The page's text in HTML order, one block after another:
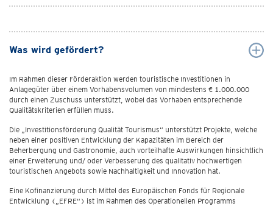
Was wird gefördert?
Im Rahmen dieser Förderaktion werden touristische Investitionen in
Anlagegüter über einem Vorhabensvolumen von mindestens € 1.000.000
durch einen Zuschuss unterstützt, wobei das Vorhaben entsprechende
Qualitätskriterien erfüllen muss.
Die „Investitionsförderung Qualität Tourismus“ unterstützt Projekte, welche
neben einer positiven Entwicklung der Kapazitäten im Bereich der
Beherbergung und Gastronomie, auch vorteilhafte Auswirkungen hinsichtlich
einer Erweiterung und/ oder Verbesserung des qualitativ hochwertigen
touristischen Angebots sowie Nachhaltigkeit und Innovation hat.
Eine Kofinanzierung durch Mittel des Europäischen Fonds für Regionale
Entwicklung („EFRE“) ist im Rahmen des Operationellen Programms